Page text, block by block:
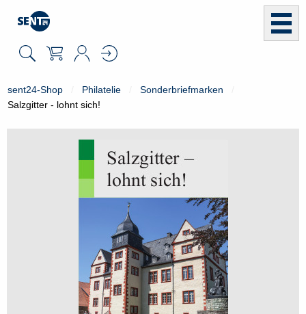
sent24-Shop Philatelie
Sonderbriefmarken
Salzgitter - lohnt sich!